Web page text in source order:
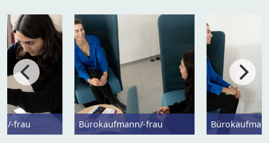
Bürokaufmann/-frau
frau